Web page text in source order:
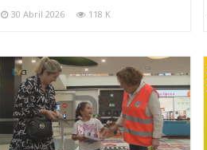
30 Abril 2026 118 K